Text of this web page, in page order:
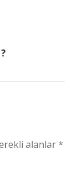
alanlar*